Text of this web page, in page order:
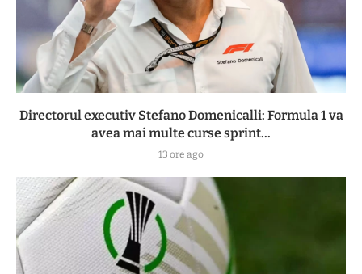
Directorul executiv Stefano Domenicalli: Formula 1 va
avea mai multe curse sprint...
13 ore ago